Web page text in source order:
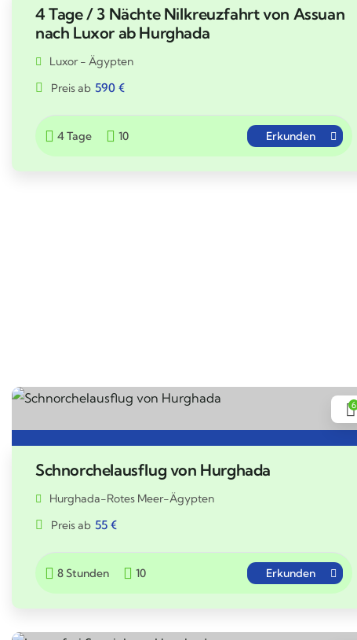
4 Tage / 3 Nächte Nilkreuzfahrt von Assuan
nach Luxor ab Hurghada
Luxor - Ägypten
Preis ab 590 €
4 Tage 10 Erkunden
6
Schnorchelausflug von Hurghada
Hurghada-Rotes Meer-Ägypten
Preis ab 55 €
8 Stunden 10 Erkunden